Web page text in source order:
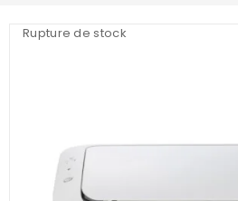
Rupture de stock